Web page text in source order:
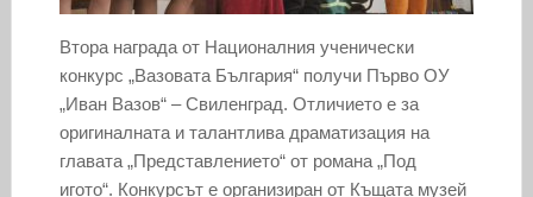
Втора награда от Националния ученически
конкурс „Вазовата България“ получи Първо ОУ
„Иван Вазов“ – Свиленград. Отличието е за
оригиналната и талантлива драматизация на
главата „Представлението“ от романа „Под
игото“. Конкурсът е организиран от Къщата музей